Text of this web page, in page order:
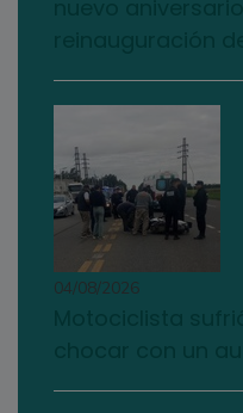
04/08/2026